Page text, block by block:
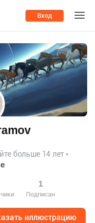
Вход
больше 14 лет
1
Подписан
иллюстрацию